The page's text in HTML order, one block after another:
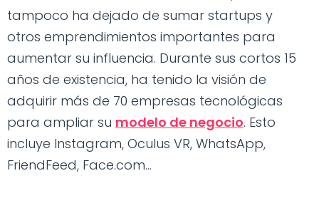
tampoco ha dejado de sumar startups y
otros emprendimientos importantes para
aumentar su influencia. Durante sus cortos 15
años de existencia, ha tenido la visión de
adquirir más de 70 empresas tecnológicas
para ampliar su modelo de negocio. Esto
incluye Instagram, Oculus VR, WhatsApp,
FriendFeed, Face.com...